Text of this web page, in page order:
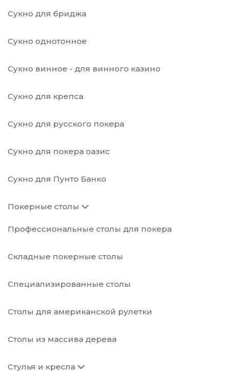
Сукно для бриджа
Сукно однотонное
Сукно винное - для винного казино
Сукно для крепса
Сукно для русского покера
Сукно для покера оазис
Сукно для Пунто Банко
Покерные столы
Профессиональные столы для покера
Складные покерные столы
Специализированные столы
Столы для американской рулетки
Столы из массива дерева
Стулья и кресла